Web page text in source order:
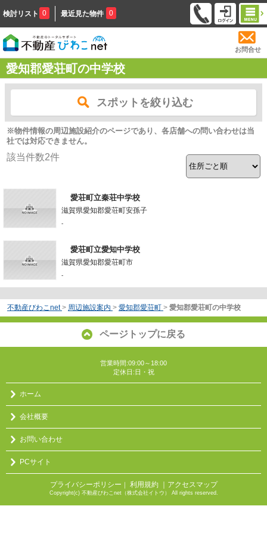
検討リスト 0 最近見た物件 0
お問合せ
愛知郡愛荘町の中学校
スポットを絞り込む
※物件情報の周辺施設紹介のページであり、各店舗への問い合わせは当
社では対応できません。
該当件数2件
愛荘町立秦荘中学校
滋賀県愛知郡愛荘町安孫子
-
愛荘町立愛知中学校
滋賀県愛知郡愛荘町市
-
不動産びわこnet > 周辺施設案内 > 愛知郡愛荘町 > 愛知郡愛荘町の中学校
ページトップに戻る
営業時間:09:00～18:00
定休日:日・祝
ホーム
会社概要
お問い合わせ
PCサイト
プライバシーポリシー ｜ 利用規約 ｜アクセスマップ
Copyright(c) 不動産びわこnet（株式会社イトウ） All rights reserved.